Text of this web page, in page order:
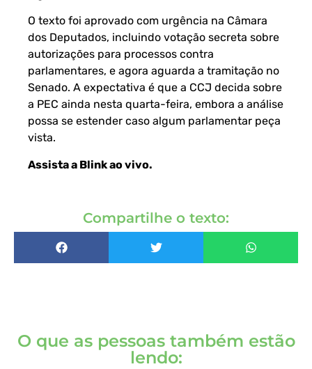
O texto foi aprovado com urgência na Câmara
dos Deputados, incluindo votação secreta sobre
autorizações para processos contra
parlamentares, e agora aguarda a tramitação no
Senado. A expectativa é que a CCJ decida sobre
a PEC ainda nesta quarta-feira, embora a análise
possa se estender caso algum parlamentar peça
vista.
Assista a Blink ao vivo.
Compartilhe o texto:
O que as pessoas também estão
lendo: